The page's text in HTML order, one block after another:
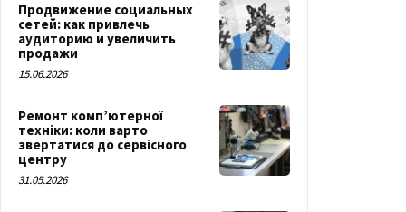
Продвижение социальных
сетей: как привлечь
аудиторию и увеличить
продажи
15.06.2026
Ремонт комп’ютерної
техніки: коли варто
звертатися до сервісного
центру
31.05.2026